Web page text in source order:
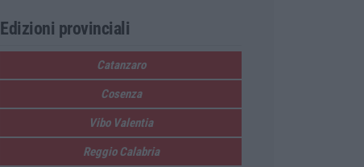
Edizioni provinciali
Catanzaro
Cosenza
Vibo Valentia
Reggio Calabria